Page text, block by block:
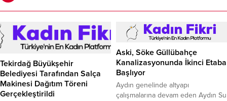
Tekirdağ Büyükşehir
Belediyesi Tarafından Salça
Makinesi Dağıtım Töreni
Gerçekleştirildi
Aski, Söke Güllübahçe
Kanalizasyonunda İkinci Etaba
Başlıyor
Aydın genelinde altyapı